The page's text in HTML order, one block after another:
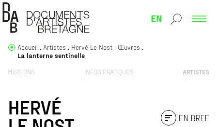
EN
MISSIONS INFOS PRATIQUES ARTISTES
Accueil Artistes Hervé Le Nost
Œuvres
La lanterne sentinelle
HERVÉ EN BREF